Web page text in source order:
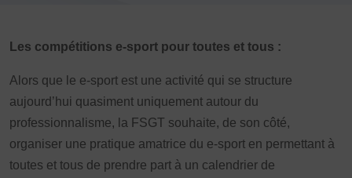
ACTUALITÉS
CONTACT
JE SOUHAITE M’AFFILIER
Affiliation
Réaffiliation
Prise de licence
Les compétitions e-sport pour toutes et tous :
Alors que le e-sport est une activité qui se structure
aujourd’hui quasiment uniquement autour du
professionnalisme, la FSGT souhaite, de son côté,
organiser une pratique amatrice du e-sport en permettant à
toutes et tous de prendre part à un calendrier de